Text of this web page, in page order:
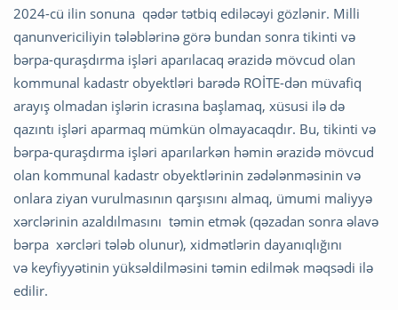
2024-cü ilin sonuna qədər tətbiq ediləcəyi gözlənir. Milli
qanunvericiliyin tələblərinə görə bundan sonra tikinti və
bərpa-quraşdırma işləri aparılacaq ərazidə mövcud olan
kommunal kadastr obyektləri barədə ROİTE-dən müvafiq
arayış olmadan işlərin icrasına başlamaq, xüsusi ilə də
qazıntı işləri aparmaq mümkün olmayacaqdır. Bu, tikinti və
bərpa-quraşdırma işləri aparılarkən həmin ərazidə mövcud
olan kommunal kadastr obyektlərinin zədələnməsinin və
onlara ziyan vurulmasının qarşısını almaq, ümumi maliyyə
xərclərinin azaldılmasını təmin etmək (qəzadan sonra əlavə
bərpa xərcləri tələb olunur), xidmətlərin dayanıqlığını
və keyfiyyətinin yüksəldilməsini təmin edilmək məqsədi ilə
edilir.